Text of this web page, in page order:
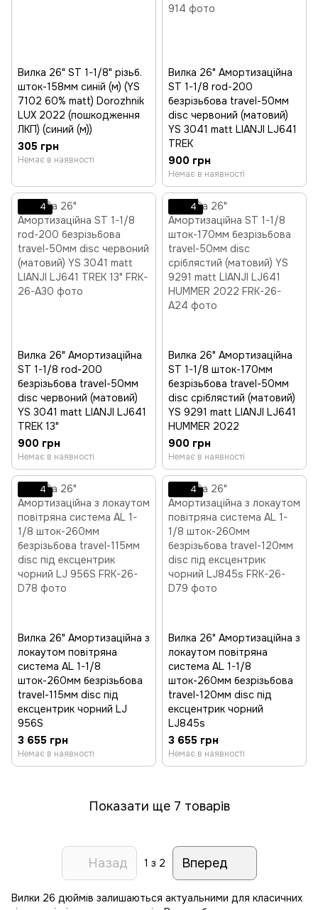
Вилка 26" ST 1-1/8" різьб.
шток-158мм синій (м) (YS
7102 60% matt) Dorozhnik
LUX 2022 (пошкодження
ЛКП) (синий (м))
305 грн
Немає в наявності
Вилка 26" Амортизаційна
ST 1-1/8 rod-200
безрізьбова travel-50мм
disc червоний (матовий)
YS 3041 matt LIANJI LJ641
TREK
900 грн
Немає в наявності
4
Вилка 26" Амортизаційна
ST 1-1/8 rod-200
безрізьбова travel-50мм
disc червоний (матовий)
YS 3041 matt LIANJI LJ641
TREK 13"
900 грн
Немає в наявності
4
Вилка 26" Амортизаційна
ST 1-1/8 шток-170мм
безрізьбова travel-50мм
disc срiблястий (матовий)
YS 9291 matt LIANJI LJ641
HUMMER 2022
900 грн
Немає в наявності
4
Вилка 26" Амортизаційна з
локаутом повітряна
система AL 1-1/8
шток-260мм безрізьбова
travel-115мм disc під
ексцентрик чорний LJ
956S
3 655 грн
Немає в наявності
4
Вилка 26" Амортизаційна з
локаутом повітряна
система AL 1-1/8
шток-260мм безрізьбова
travel-120мм disc під
ексцентрик чорний
LJ845s
3 655 грн
Немає в наявності
Показати ще 7 товарів
Назад 1 з 2 Вперед
Вилки 26 дюймів залишаються актуальними для класичних